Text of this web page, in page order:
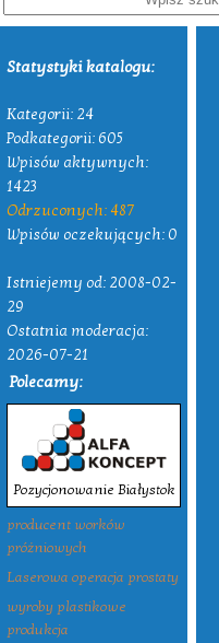
Statystyki katalogu:
Kategorii: 24
Podkategorii: 605
Wpisów aktywnych:
1423
Odrzuconych: 487
Wpisów oczekujących: 0
Istniejemy od: 2008-02-
29
Ostatnia moderacja:
2026-07-21
Polecamy:
Pozycjonowanie Białystok
producent worków
próżniowych
Laserowa operacja prostaty
wyroby plastikowe
produkcja